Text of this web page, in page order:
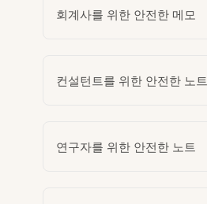
회계사를 위한 안전한 메모
컨설턴트를 위한 안전한 노트
연구자를 위한 안전한 노트